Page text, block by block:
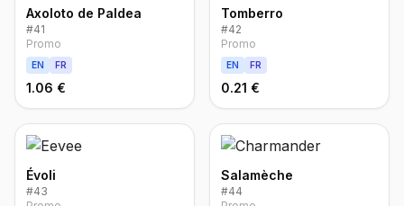
Axoloto de Paldea
#41
Promo
EN FR
1.06 €
Tomberro
#42
Promo
EN FR
0.21 €
Évoli
#43
Salamèche
#44